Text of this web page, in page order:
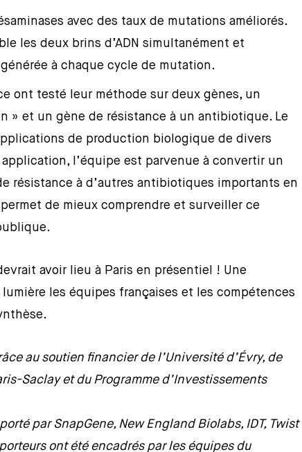
avec des taux de mutations améliorés.
les deux brins d’ADN simultanément et
à chaque cycle de mutation.
ont testé leur méthode sur deux gènes, un
» et un gène de résistance à un antibiotique. Le
de production biologique de divers
l’équipe est parvenue à convertir un
résistance à d’autres antibiotiques importants en
de mieux comprendre et surveiller ce
avoir lieu à Paris en présentiel ! Une
les équipes françaises et les compétences
au soutien financier de l’Université d’Évry, de
Saclay et du Programme d’Investissements
par SnapGene, New England Biolabs, IDT, Twist
ont été encadrés par les équipes du